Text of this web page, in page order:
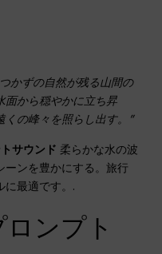
かずの自然が残る山間の
面から穏やかに立ち昇
くの峰々を照らし出す。”
サウンド 柔らかな水の波
ーンを豊かにする。旅行
に最適です。.
ンプト